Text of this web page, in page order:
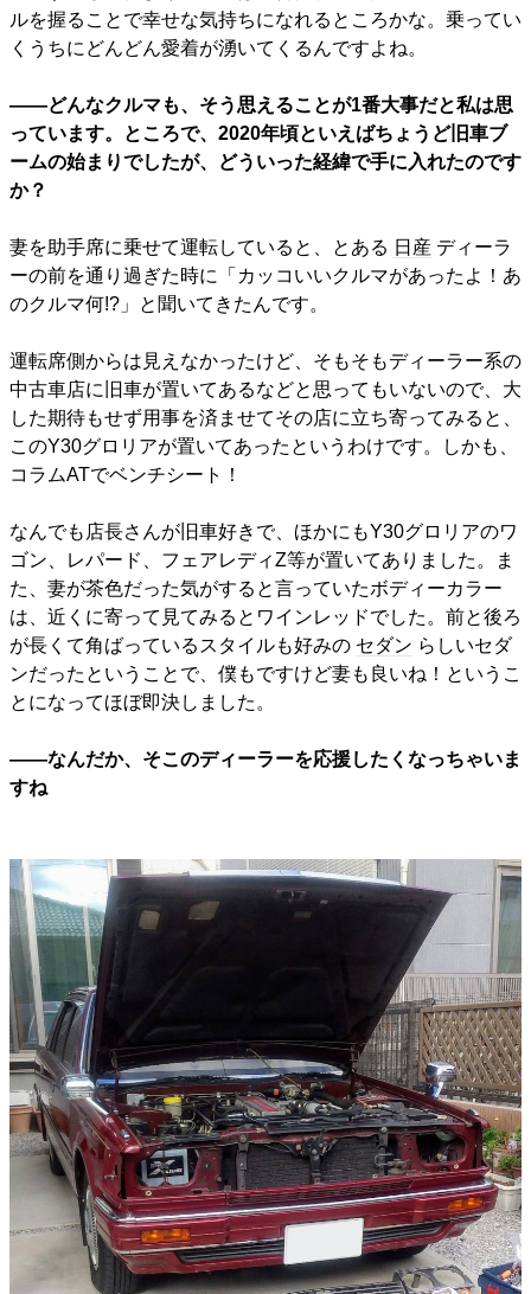
ルを握ることで幸せな気持ちになれるところかな。乗ってい
くうちにどんどん愛着が湧いてくるんですよね。
――どんなクルマも、そう思えることが1番大事だと私は思
っています。ところで、2020年頃といえばちょうど旧車ブ
ームの始まりでしたが、どういった経緯で手に入れたのです
か？
妻を助手席に乗せて運転していると、とある 日産 ディーラ
ーの前を通り過ぎた時に「カッコいいクルマがあったよ！あ
のクルマ何!?」と聞いてきたんです。
運転席側からは見えなかったけど、そもそもディーラー系の
中古車店に旧車が置いてあるなどと思ってもいないので、大
した期待もせず用事を済ませてその店に立ち寄ってみると、
このY30グロリアが置いてあったというわけです。しかも、
コラムATでベンチシート！
なんでも店長さんが旧車好きで、ほかにもY30グロリアのワ
ゴン、レパード、フェアレディZ等が置いてありました。ま
た、妻が茶色だった気がすると言っていたボディーカラー
は、近くに寄って見てみるとワインレッドでした。前と後ろ
が長くて角ばっているスタイルも好みの セダン らしいセダ
ンだったということで、僕もですけど妻も良いね！というこ
とになってほぼ即決しました。
――なんだか、そこのディーラーを応援したくなっちゃいま
すね